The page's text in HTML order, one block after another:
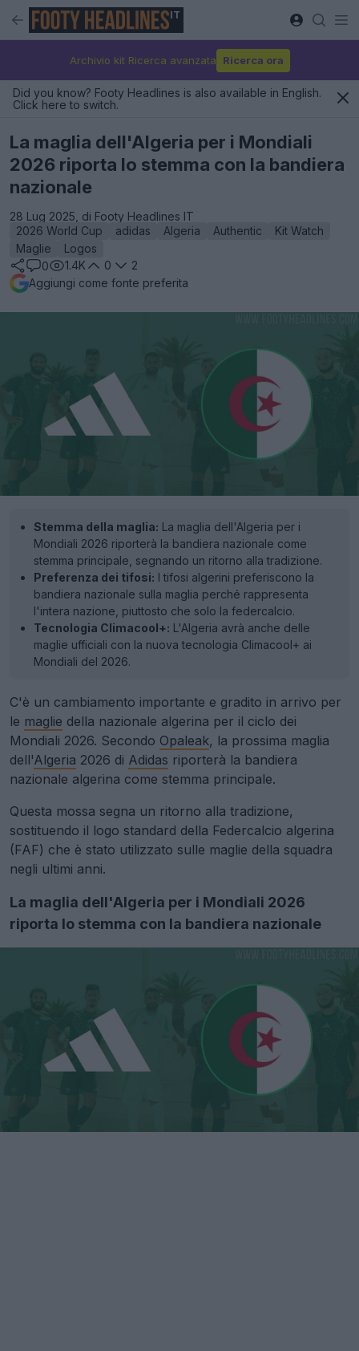
IT
Archivio kit Ricerca avanzata Ricerca ora
Did you know? Footy Headlines is also available in English.
Click here to switch.
La maglia dell'Algeria per i Mondiali
2026 riporta lo stemma con la bandiera
nazionale
28 Lug 2025, di Footy Headlines IT
2026 World Cup
adidas Algeria Authentic
Kit Watch
Maglie
Logos
0
1.4K 0
2
Aggiungi come fonte preferita
Stemma della maglia: La maglia dell'Algeria per i
Mondiali 2026 riporterà la bandiera nazionale come
stemma principale, segnando un ritorno alla tradizione.
Preferenza dei tifosi: I tifosi algerini preferiscono la
bandiera nazionale sulla maglia perché rappresenta
l'intera nazione, piuttosto che solo la federcalcio.
Tecnologia Climacool+: L'Algeria avrà anche delle
maglie ufficiali con la nuova tecnologia Climacool+ ai
Mondiali del 2026.
C'è un cambiamento importante e gradito in arrivo per
le maglie della nazionale algerina per il ciclo dei
Mondiali 2026. Secondo Opaleak, la prossima maglia
dell'Algeria 2026 di Adidas riporterà la bandiera
nazionale algerina come stemma principale.
Questa mossa segna un ritorno alla tradizione,
sostituendo il logo standard della Federcalcio algerina
(FAF) che è stato utilizzato sulle maglie della squadra
negli ultimi anni.
La maglia dell'Algeria per i Mondiali 2026
riporta lo stemma con la bandiera nazionale